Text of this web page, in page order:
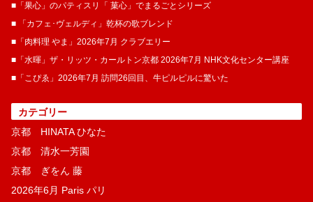
■「果心」のパティスリ「 菓​心」でまるごとシリーズ
■ 「カフェ･ヴェルディ」乾杯の歌ブレンド
■「肉料理 やま」2026年7月 クラブエリー
■「水暉」ザ・リッツ・カールトン京都 2026年7月 NHK文化センター講座
■「こぴゑ」2026年7月 訪問26回目、牛ピルピルに驚いた
カテゴリー
京都 HINATA ひなた
京都 清水一芳園
京都 ぎをん 藤
2026年6月 Paris パリ